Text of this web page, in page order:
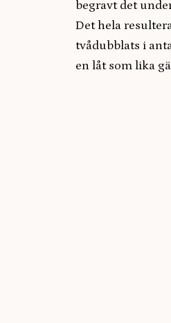
begravt det
Det hela
tvådubblats i
en låt som lika